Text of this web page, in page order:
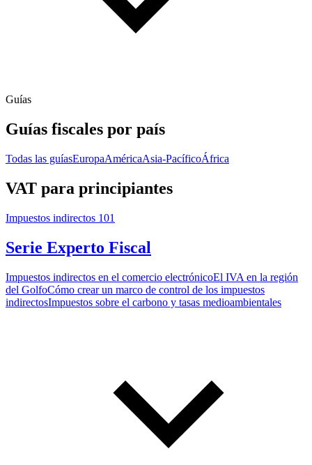
Guías
Guías fiscales por país
Todas las guíasEuropaAméricaAsia-PacíficoÁfrica
VAT para principiantes
Impuestos indirectos 101
Serie Experto Fiscal
Impuestos indirectos en el comercio electrónicoEl IVA en la región
del GolfoCómo crear un marco de control de los impuestos
indirectosImpuestos sobre el carbono y tasas medioambientales